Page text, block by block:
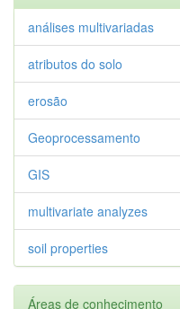
análises multivariadas
atributos do solo
erosão
Geoprocessamento
GIS
multivariate analyzes
soil properties
Áreas de conhecimento